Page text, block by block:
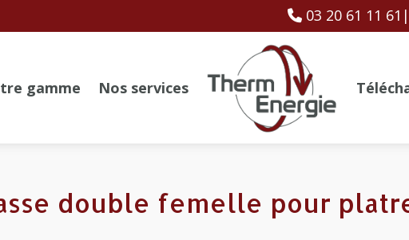
03 20 61 11 61|
gamme Nos services
double femelle pour